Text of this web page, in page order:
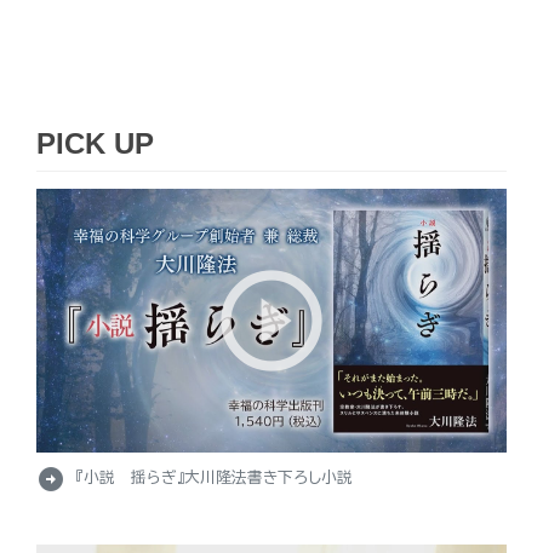
PICK UP
arrow_circle_right 『小説 揺らぎ』大川隆法書き下ろし小説